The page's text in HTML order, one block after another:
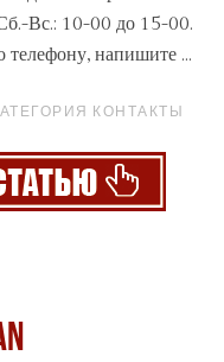
Вс.: 10-00 до 15-00.
напишите ...
КОНТАКТЫ